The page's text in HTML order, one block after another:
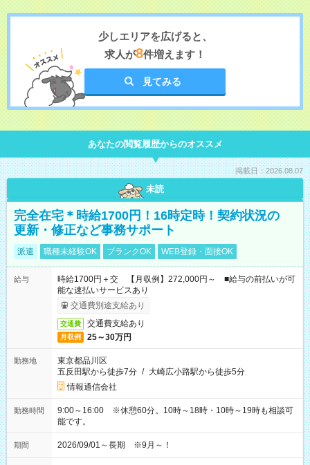
少しエリアを広げると、
求人が8件増えます！
見てみる
あなたの閲覧履歴からのオススメ
掲載日：2026.08.07
未読
完全在宅＊時給1700円！16時定時！契約状況の
更新・修正など事務サポート
派遣 職種未経験OK ブランクOK WEB登録・面接OK
給与
時給1700円＋交 【月収例】272,000円～ ■給与の前払いが可
能な速払いサービスあり
交通費別途支給あり
交通費 交通費支給あり
月収例 25～30万円
勤務地
東京都品川区
五反田駅から徒歩7分 / 大崎広小路駅から徒歩5分
情報通信会社
勤務時間
9:00～16:00 ※休憩60分。10時～18時・10時～19時も相談可
能です。
期間 2026/09/01～長期 ※9月～！